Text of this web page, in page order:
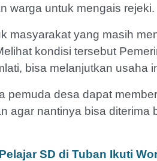
warga untuk mengais rejeki.
masyarakat yang masih
kondisi tersebut
bisa melanjutkan usaha
pemuda desa dapat
agar nantinya bisa
Pelajar SD di Tuban Ikuti